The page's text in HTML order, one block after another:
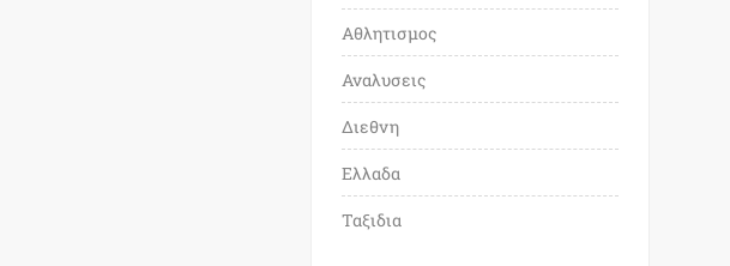
Αθλητισμος
Αναλυσεις
Διεθνη
Ελλαδα
Ταξιδια